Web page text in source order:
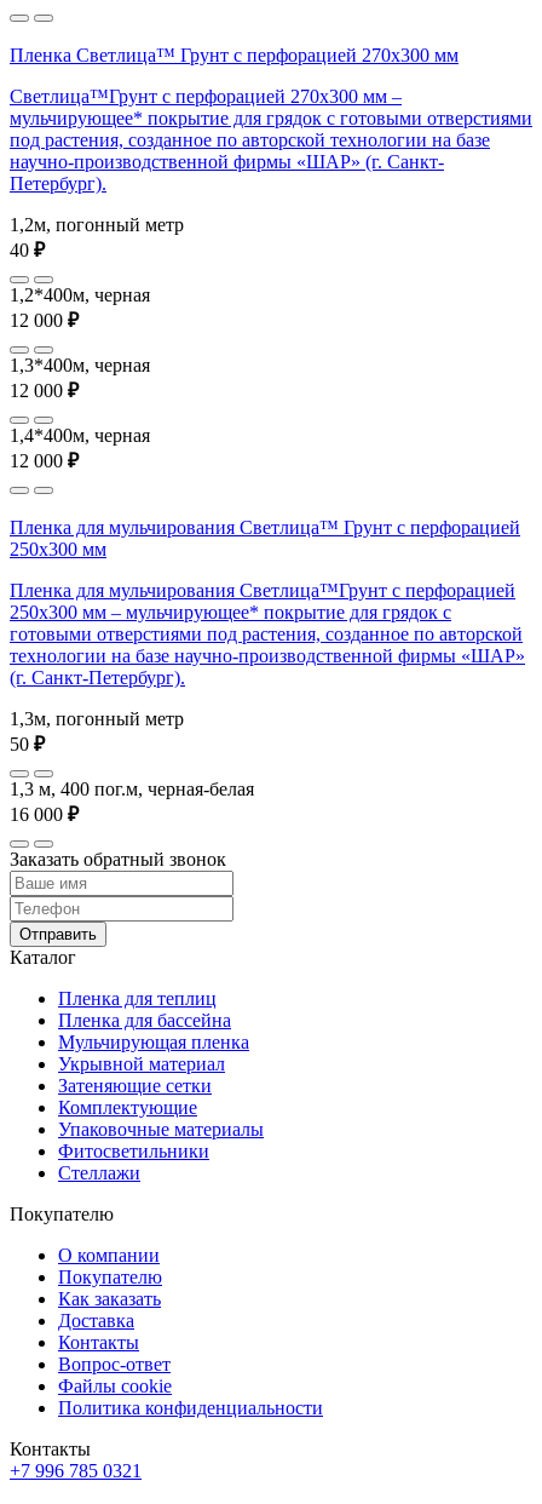
Пленка Светлица™ Грунт с перфорацией 270х300 мм
Светлица™Грунт с перфорацией 270х300 мм –
мульчирующее* покрытие для грядок с готовыми отверстиями
под растения, созданное по авторской технологии на базе
научно-производственной фирмы «ШАР» (г. Санкт-
Петербург).
1,2м, погонный метр
40 ₽
1,2*400м, черная
12 000 ₽
1,3*400м, черная
12 000 ₽
1,4*400м, черная
12 000 ₽
Пленка для мульчирования Светлица™ Грунт с перфорацией
250х300 мм
Пленка для мульчирования Светлица™Грунт с перфорацией
250х300 мм – мульчирующее* покрытие для грядок с
готовыми отверстиями под растения, созданное по авторской
технологии на базе научно-производственной фирмы «ШАР»
(г. Санкт-Петербург).
1,3м, погонный метр
50 ₽
1,3 м, 400 пог.м, черная-белая
16 000 ₽
Заказать обратный звонок
Отправить
Каталог
Пленка для теплиц
Пленка для бассейна
Мульчирующая пленка
Укрывной материал
Затеняющие сетки
Комплектующие
Упаковочные материалы
Фитосветильники
Стеллажи
Покупателю
О компании
Покупателю
Как заказать
Доставка
Контакты
Вопрос-ответ
Файлы cookie
Политика конфиденциальности
Контакты
+7 996 785 0321